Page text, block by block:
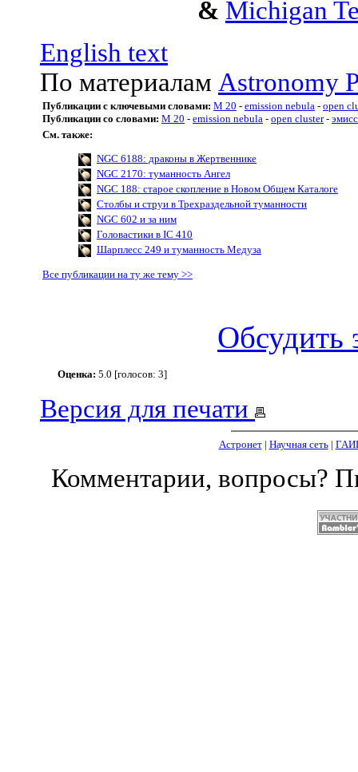
& Michigan
English text
По материалам Astronomy
Публикации с ключевыми словами: M 20 - emission nebula - open
Публикации со словами: M 20 - emission nebula - open cluster-
См. также:
NGC 6188: драконы в Жертвеннике
NGC 2170: туманность Ангел
NGC 188: старое скопление в Новом Общем Каталоге
Столбы и струи в Трехраздельной туманности
NGC 602 и за ним
Головастики в IC 410
Шарплесс 249 и туманность Медуза
Все публикации на ту же тему >>
Обсудить
Оценка: 5.0 [голосов: 3]
Версия для печати
Астронет| Научная сеть|
Комментарии, вопросы?